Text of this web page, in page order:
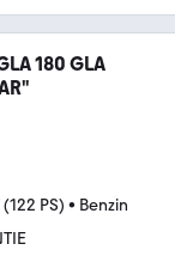
180 GLA
PS) • Benzin